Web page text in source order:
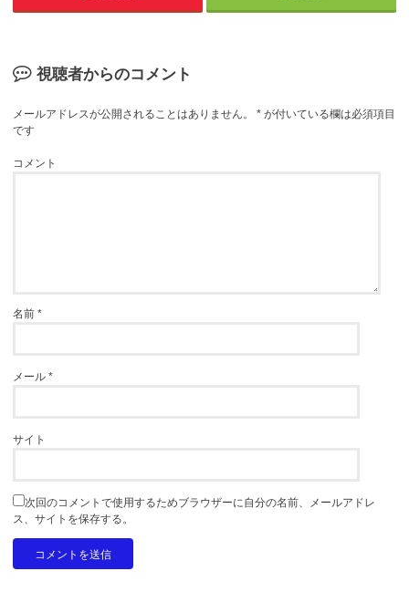
視聴者からのコメント
メールアドレスが公開されることはありません。 * が付いている欄は必須項目
です
コメント
名前*
メール*
サイト
次回のコメントで使用するためブラウザーに自分の名前、メールアドレ
ス、サイトを保存する。